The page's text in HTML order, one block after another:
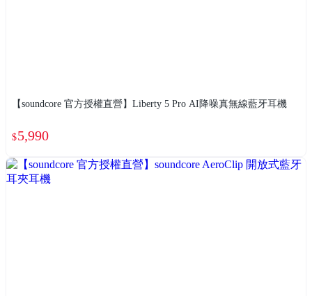
【soundcore 官方授權直營】Liberty 5 Pro AI降噪真無線藍牙耳機
$5,990